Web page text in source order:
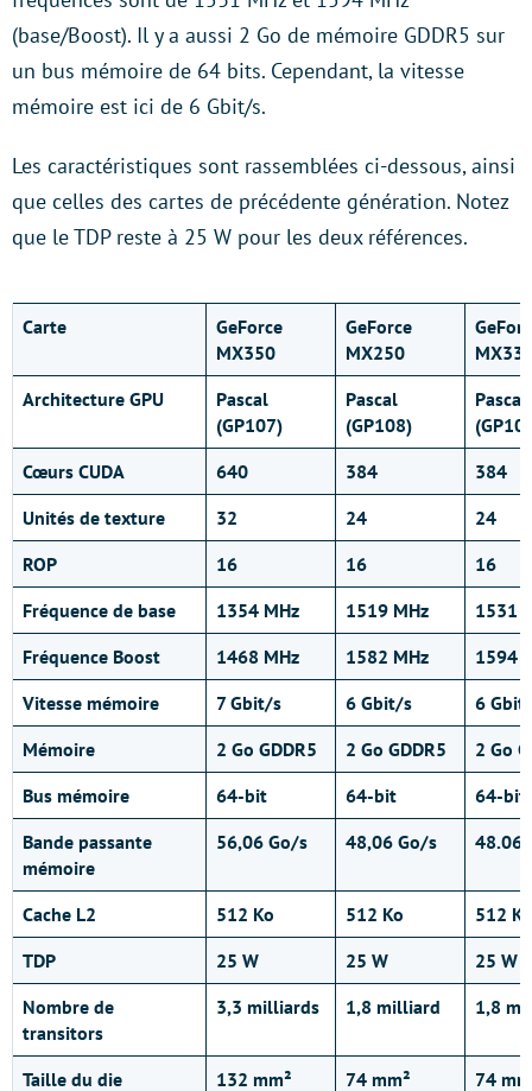
(base/Boost). Il y a aussi 2 Go de mémoire GDDR5 sur
un bus mémoire de 64 bits. Cependant, la vitesse
mémoire est ici de 6 Gbit/s.
Les caractéristiques sont rassemblées ci-dessous, ainsi
que celles des cartes de précédente génération. Notez
que le TDP reste à 25 W pour les deux références.
Carte
GeForce
MX350
GeForce
MX250
Architecture GPU
Pascal
(GP107)
Pascal
(GP108)
Pascal
Cœurs CUDA
640 384
384
Unités de texture
32 24
24
ROP
16 16
16
Fréquence de base
1354 MHz 1519 MHz
1531
Fréquence Boost
1468 MHz 1582 MHz
1594
Vitesse mémoire
7 Gbit/s 6 Gbit/s
6
Mémoire
2 Go GDDR5 2 Go GDDR5
2 Go
Bus mémoire
64-bit 64-bit
64-bit
Bande passante
mémoire
56,06 Go/s 48,06 Go/s 48.06
Cache L2 512 Ko 512 Ko
512 Ko
TDP
25 W 25 W
25 W
Nombre de
transitors
3,3 milliards 1,8 milliard 1,8
Taille du die 132 mm² 74 mm² 74